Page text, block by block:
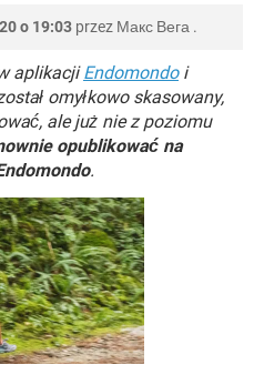
FACEBOOK
FACEBOOK
TIKTOK
WHATSAPP
NETFLIX
FACEBOOK
TIKTOK
WHATSAPP
NETFLIX
FACEBOOK
o 19:03 przez Макс Вега .
aplikacjiEndomondoi
omyłkowo skasowany,
ale już nie z poziomu
opublikować na
.